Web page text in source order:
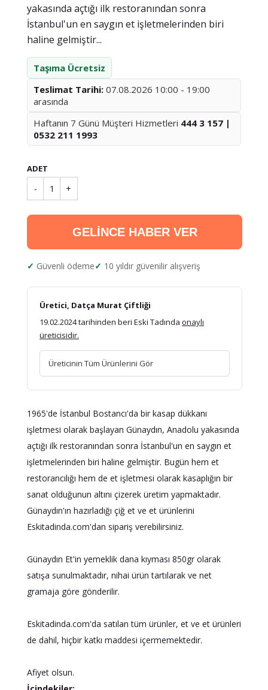
yakasında açtığı ilk restoranından sonra
İstanbul'un en saygın et işletmelerinden biri
haline gelmiştir...
Taşıma Ücretsiz
Teslimat Tarihi: 07.08.2026 10:00 - 19:00
arasında
Haftanın 7 Günü Müşteri Hizmetleri 444 3 157 |
0532 211 1993
ADET
- 1 +
GELİNCE HABER VER
Güvenli ödeme 10 yıldır güvenilir alışveriş
Üretici, Datça Murat Çiftliği
19.02.2024 tarihinden beri Eski Tadında onaylı
üreticisidir.
Üreticinin Tüm Ürünlerini Gör
1965'de İstanbul Bostancı'da bir kasap dükkanı
işletmesi olarak başlayan Günaydın, Anadolu yakasında
açtığı ilk restoranından sonra İstanbul'un en saygın et
işletmelerinden biri haline gelmiştir. Bugün hem et
restorancılığı hem de et işletmesi olarak kasaplığın bir
sanat olduğunun altını çizerek üretim yapmaktadır.
Günaydın'ın hazırladığı çiğ et ve et ürünlerini
Eskitadinda.com'dan sipariş verebilirsiniz.
Günaydın Et'in yemeklik dana kıyması 850gr olarak
satışa sunulmaktadır, nihai ürün tartılarak ve net
gramaja göre gönderilir.
Eskitadinda.com'da satılan tüm ürünler, et ve et ürünleri
de dahil, hiçbir katkı maddesi içermemektedir.
Afiyet olsun.